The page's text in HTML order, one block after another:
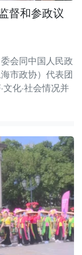
督和参政议
会同中国人民政
市政协）代表团
化-社会情况并